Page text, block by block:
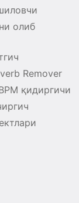
олиб
Remover
қидиргичи